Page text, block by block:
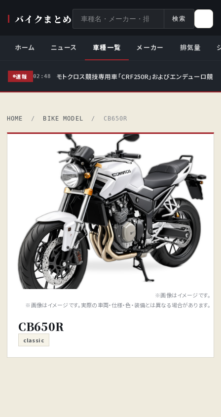
バイクまとめ
イ
内
索
検索
ホーム ニュース 車種一覧 メーカー 排気量
速報 02:48 モトクロス競技専用車「CRF250R」およびエンデューロ競
HOME / BIKE MODEL / CB650R
※画像はイメージです。
※画像はイメージです。実際の車両・仕様・色・装備とは異なる場合があります。
CB650R
classic